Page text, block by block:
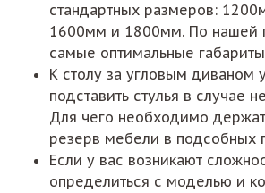
стандартных размеров:
1600мм и 1800мм. По нашей
самые оптимальные
К столу за угловым диваном
подставить стулья в случае
Для чего необходимо
резерв мебели в подсобных
Если у вас возникают
определиться с моделью и